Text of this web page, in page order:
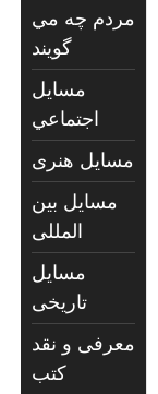
مردم چه مي
گويند
مسايل
اجتماعي
مسايل هنری
مسایل بین
المللی
مسایل
تاریخی
معرفی و نقد
کتب